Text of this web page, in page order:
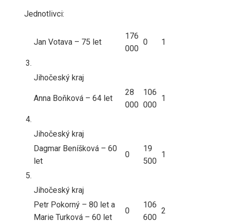
Jednotlivci:
Jan Votava – 75 let
176
000
0 1
3.
Jihočeský kraj
Anna Boňková – 64 let
28
000
106
000
1
4.
Jihočeský kraj
Dagmar Beníšková – 60
let
0
19
500
1
5.
Jihočeský kraj
Petr Pokorný – 80 let a
Marie Turková – 60 let
0
106
600
2